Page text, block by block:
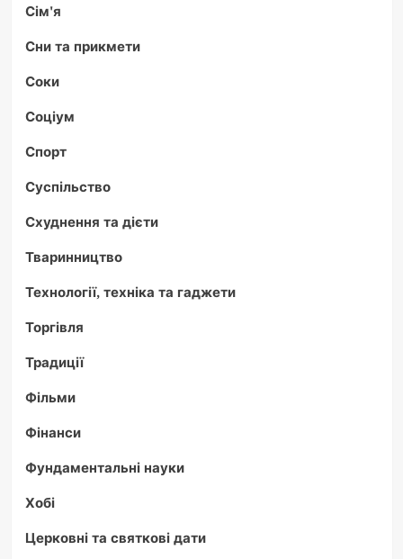
Сім'я
Сни та прикмети
Соки
Соціум
Спорт
Суспільство
Схуднення та дієти
Тваринництво
Технології, техніка та гаджети
Торгівля
Традиції
Фільми
Фінанси
Фундаментальні науки
Хобі
Церковні та святкові дати